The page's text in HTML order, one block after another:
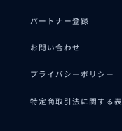
パートナー登録
お問い合わせ
プライバシーポリシー
特定商取引法に関する